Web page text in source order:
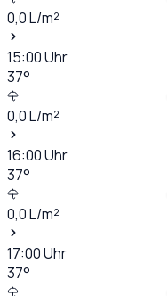
0,0L/m²
15:00Uhr
37°
0,0L/m²
16:00Uhr
37°
0,0L/m²
17:00Uhr
37°